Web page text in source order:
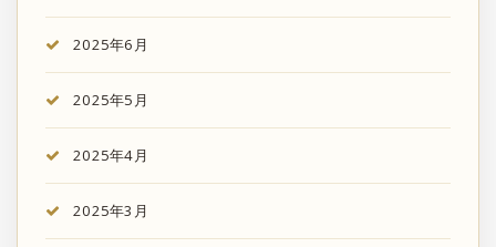
2025年6月
2025年5月
2025年4月
2025年3月